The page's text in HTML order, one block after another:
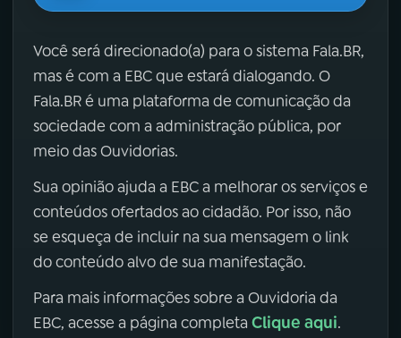
Você será direcionado(a) para o sistema Fala.BR,
mas é com a EBC que estará dialogando. O
Fala.BR é uma plataforma de comunicação da
sociedade com a administração pública, por
meio das Ouvidorias.
Sua opinião ajuda a EBC a melhorar os serviços e
conteúdos ofertados ao cidadão. Por isso, não
se esqueça de incluir na sua mensagem o link
do conteúdo alvo de sua manifestação.
Para mais informações sobre a Ouvidoria da
EBC, acesse a página completa Clique aqui.